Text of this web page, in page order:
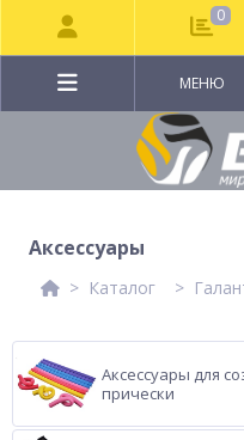
МЕНЮ
Аксессуары
Каталог
Аксессуары для
прически
0